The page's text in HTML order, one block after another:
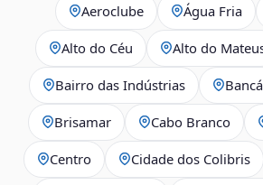
Aeroclube Água Fria
Alto do Céu Alto do
Bairro das Indústrias
Brisamar Cabo Branco
Centro Cidade dos Colibris